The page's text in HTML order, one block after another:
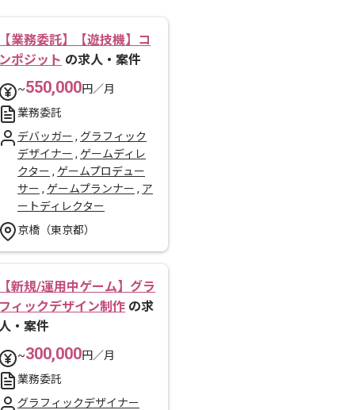
【業務委託】【遊技機】コ
ンポジット の求人・案件
~550,000円／月
業務委託
デバッガー , グラフィック
デザイナー , ゲームディレ
クター , ゲームプロデュー
サー , ゲームプランナー , ア
ートディレクター
京橋（東京都）
【新規/運用中ゲーム】グラ
フィックデザイン制作 の求
・案件
~300,000円／月
業務委託
グラフィックデザイナー